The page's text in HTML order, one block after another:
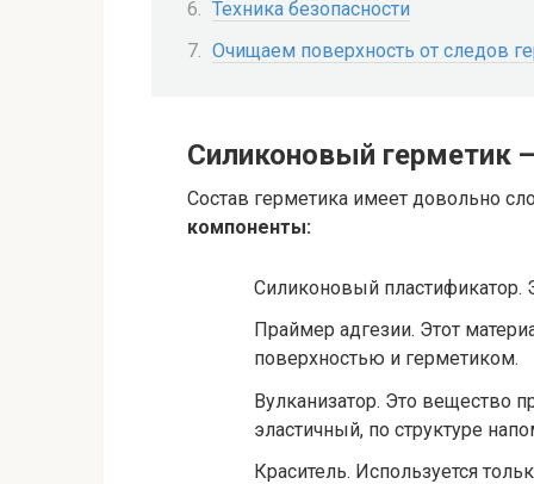
Техника безопасности
Очищаем поверхность от следов
Силиконовый герметик
Состав герметика имеет довольно
компоненты:
Силиконовый пластификатор.
Праймер адгезии. Этот
поверхностью и герметиком.
Вулканизатор. Это вещество
эластичный, по структуре
Краситель. Используется